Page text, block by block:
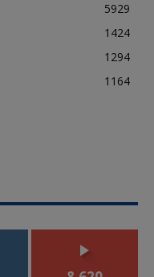
5929
1424
1294
1164